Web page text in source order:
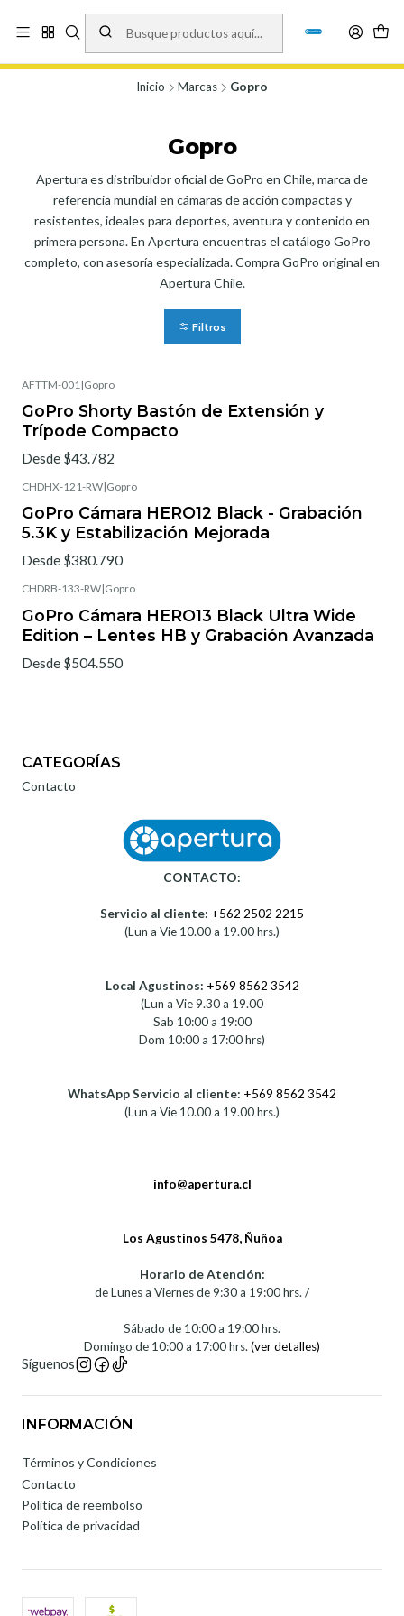
Vísita nuestro local en Los Agustinos 5478, Ñuñoa. Lunes a Viernes 9.30 a
19.00, Sábados 10:00 a 19:00 y Domingos de 10:00 a 17:00
Inicio Marcas Gopro
Gopro
Apertura es distribuidor oficial de GoPro en Chile, marca de
referencia mundial en cámaras de acción compactas y
resistentes, ideales para deportes, aventura y contenido en
primera persona. En Apertura encuentras el catálogo GoPro
completo, con asesoría especializada. Compra GoPro original en
Apertura Chile.
Filtros
AFTTM-001 |Gopro
GoPro Shorty Bastón de Extensión y
Trípode Compacto
Desde $43.782
CHDHX-121-RW|Gopro
GoPro Cámara HERO12 Black - Grabación
5.3K y Estabilización Mejorada
Desde $380.790
CHDRB-133-RW|Gopro
GoPro Cámara HERO13 Black Ultra Wide
Edition – Lentes HB y Grabación Avanzada
Desde $504.550
CATEGORÍAS
Contacto
CONTACTO:
Servicio al cliente: +562 2502 2215
(Lun a Vie 10.00 a 19.00 hrs.)
Local Agustinos: +569 8562 3542
(Lun a Vie 9.30 a 19.00
Sab 10:00 a 19:00
Dom 10:00 a 17:00 hrs)
WhatsApp Servicio al cliente: +569 8562 3542
(Lun a Vie 10.00 a 19.00 hrs.)
info@apertura.cl
Los Agustinos 5478, Ñuñoa
Horario de Atención:
de Lunes a Viernes de 9:30 a 19:00 hrs. /
Sábado de 10:00 a 19:00 hrs.
Domingo de 10:00 a 17:00 hrs. (ver detalles)
Síguenos
INFORMACIÓN
Términos y Condiciones
Contacto
Política de reembolso
Política de privacidad